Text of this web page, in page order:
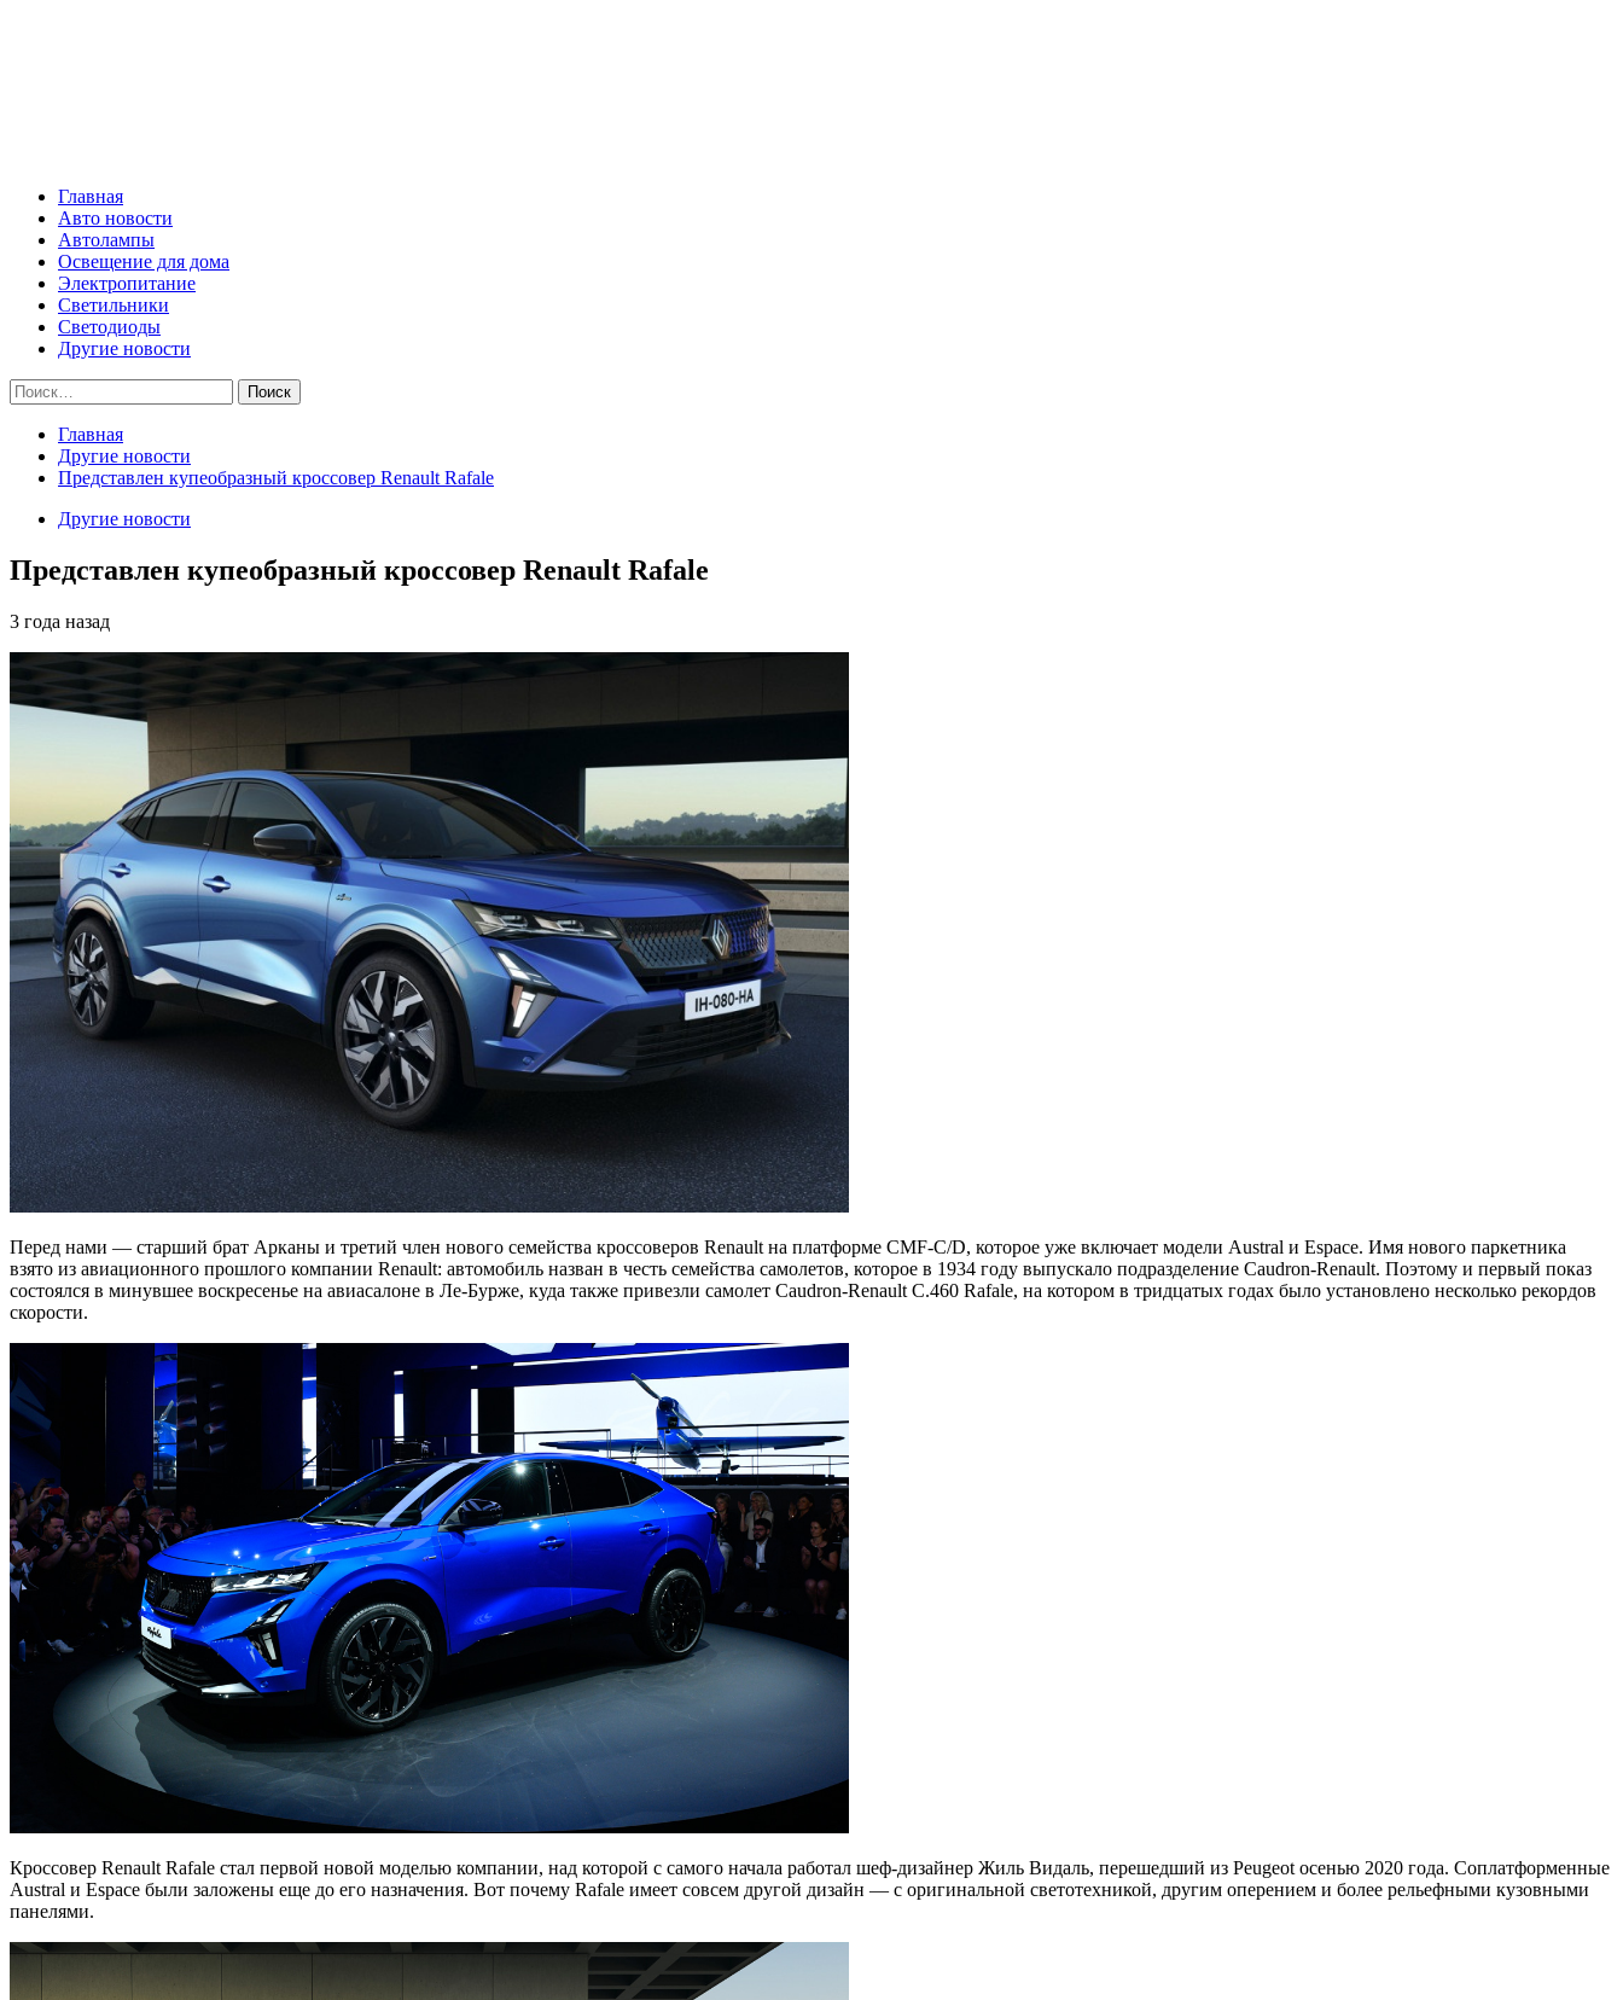
Главная
Авто новости
Автолампы
Освещение для дома
Электропитание
Светильники
Светодиоды
Другие новости
Найти:
Главная
Другие новости
Представлен купеобразный кроссовер Renault Rafale
Другие новости
Представлен купеобразный кроссовер Renault Rafale
3 года назад
Перед нами — старший брат Арканы и третий член нового семейства кроссоверов Renault на платформе CMF-C/D, которое уже включает модели Austral и Espace. Имя нового паркетника
взято из авиационного прошлого компании Renault: автомобиль назван в честь семейства самолетов, которое в 1934 году выпускало подразделение Caudron-Renault. Поэтому и первый показ
состоялся в минувшее воскресенье на авиасалоне в Ле-Бурже, куда также привезли самолет Caudron-Renault C.460 Rafale, на котором в тридцатых годах было установлено несколько рекордов
скорости.
Кроссовер Renault Rafale стал первой новой моделью компании, над которой с самого начала работал шеф-дизайнер Жиль Видаль, перешедший из Peugeot осенью 2020 года. Соплатформенные
Austral и Espace были заложены еще до его назначения. Вот почему Rafale имеет совсем другой дизайн — с оригинальной светотехникой, другим оперением и более рельефными кузовными
панелями.